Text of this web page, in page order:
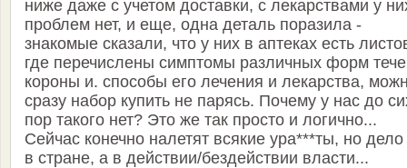
ниже даже с учетом доставки, с лекарствами у
проблем нет, и еще, одна деталь поразила -
знакомые сказали, что у них в аптеках есть
где перечислены симптомы различных форм
короны и. способы его лечения и лекарства,
сразу набор купить не парясь. Почему у нас до
пор такого нет? Это же так просто и логично...
Сейчас конечно налетят всякие ура***ты, но
в стране, а в действии/бездействии власти...